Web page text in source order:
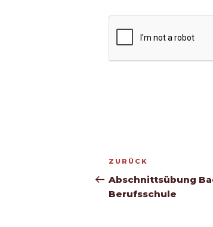
Vorheriger
Beitrag
ZURÜCK
Abschnittsübung
Berufsschule